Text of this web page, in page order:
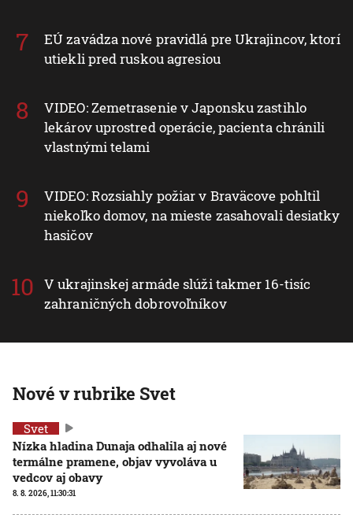
EÚ zavádza nové pravidlá pre Ukrajincov, ktorí
utiekli pred ruskou agresiou
VIDEO: Zemetrasenie v Japonsku zastihlo
lekárov uprostred operácie, pacienta chránili
vlastnými telami
VIDEO: Rozsiahly požiar v Braväcove pohltil
niekoľko domov, na mieste zasahovali desiatky
hasičov
V ukrajinskej armáde slúži takmer 16-tisíc
zahraničných dobrovoľníkov
Nové v rubrike Svet
Svet
Nízka hladina Dunaja odhalila aj nové
termálne pramene, objav vyvoláva u
vedcov aj obavy
8. 8. 2026, 11:30:31